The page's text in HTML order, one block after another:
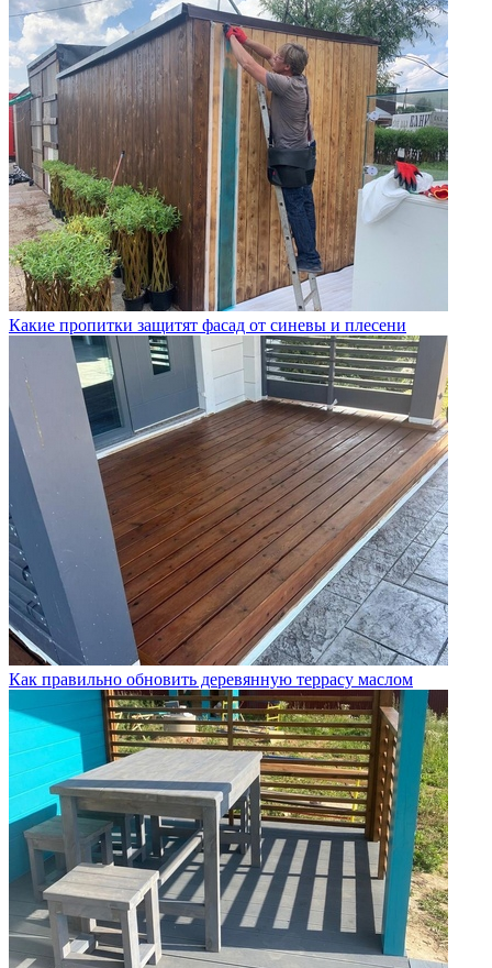
Какие пропитки защитят фасад от синевы и плесени
Как правильно обновить деревянную террасу маслом